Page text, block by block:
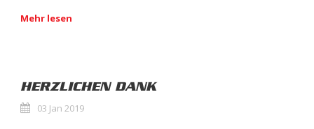
Mehr lesen
HERZLICHEN DANK
03 Jan 2019